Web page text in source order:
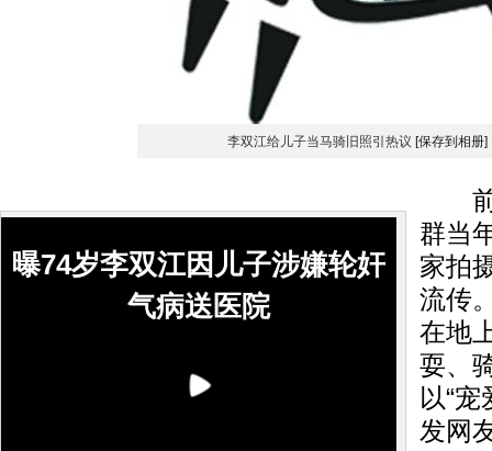
李双江给儿子当马骑旧照引热议 [保存到相册]
曝74岁李双江因儿子涉嫌轮奸
气病送医院
前
群当
家拍
流传
在地
耍、
以“
发网